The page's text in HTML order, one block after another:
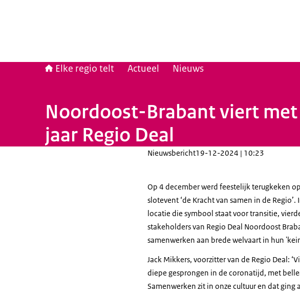
Elke regio telt Actueel Nieuws
Noordoost-Brabant viert met
jaar Regio Deal
Nieuwsbericht19-12-2024 | 10:23
Op 4 december werd feestelijk terugkeken
slotevent ‘de Kracht van samen in de
locatie die symbool staat voor transitie,
stakeholders van Regio Deal Noordoost
samenwerken aan brede welvaart in hun
Jack Mikkers, voorzitter van de Regio Deal:
diepe gesprongen in de coronatijd, met
Samenwerken zit in onze cultuur en dat ging